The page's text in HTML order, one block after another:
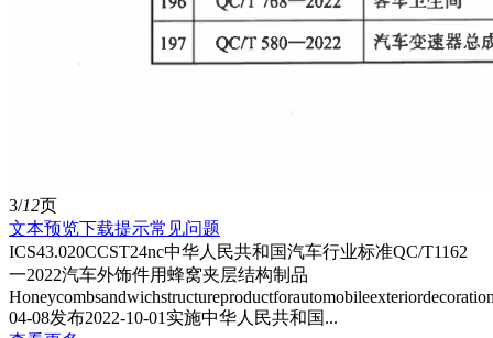
3/12页
文本预览下载提示常见问题
ICS43.020CCST24nc中华人民共和国汽车行业标准QC/T1162
一2022汽车外饰件用蜂窝夹层结构制品
04-08发布2022-10-01实施中华人民共和国...